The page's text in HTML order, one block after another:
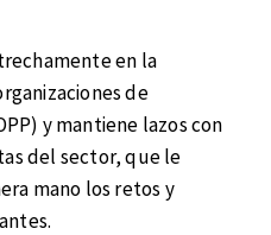
en la
de
y mantiene lazos con
del sector, que le
mano los retos y